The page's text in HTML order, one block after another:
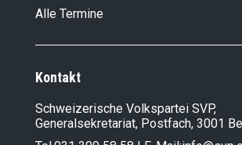
Alle Termine
Kontakt
Schweizerische Volkspartei SVP,
Generalsekretariat, Postfach, 3001